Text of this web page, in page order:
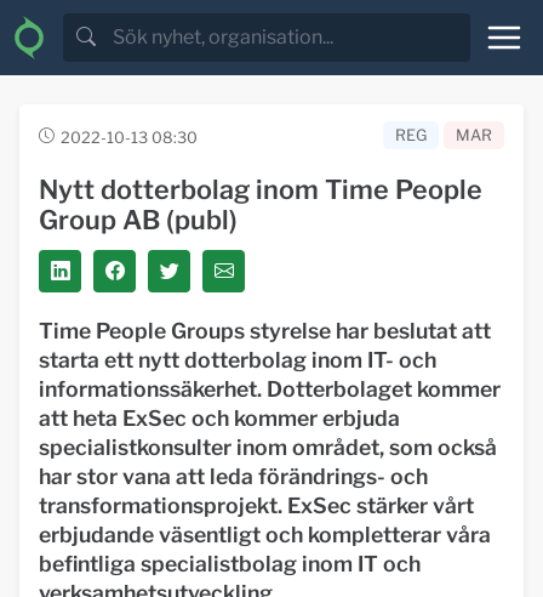
2022-10-13 08:30 REG MAR
Nytt dotterbolag inom Time People
Group AB (publ)
Time People Groups styrelse har beslutat att
starta ett nytt dotterbolag inom IT- och
informationssäkerhet. Dotterbolaget kommer
att heta ExSec och kommer erbjuda
specialistkonsulter inom området, som också
har stor vana att leda förändrings- och
transformationsprojekt. ExSec stärker vårt
erbjudande väsentligt och kompletterar våra
befintliga specialistbolag inom IT och